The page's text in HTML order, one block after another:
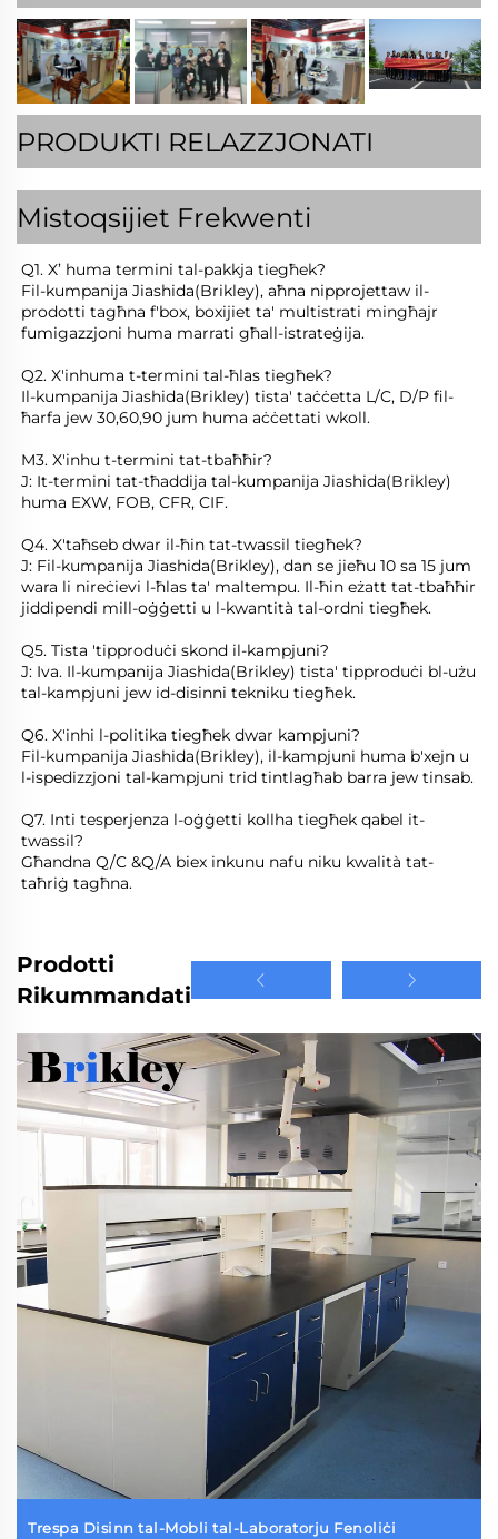
PRODUKTI RELAZZJONATI
Mistoqsijiet Frekwenti
Q1. X’ huma termini tal-pakkja tiegħek?
Fil-kumpanija Jiashida(Brikley), aħna nipprojettaw il-
prodotti tagħna f'box, boxijiet ta' multistrati mingħajr
fumigazzjoni huma marrati għall-istrateġija.
Q2. X'inhuma t-termini tal-ħlas tiegħek?
Il-kumpanija Jiashida(Brikley) tista' taċċetta L/C, D/P fil-
ħarfa jew 30,60,90 jum huma aċċettati wkoll.
M3. X'inhu t-termini tat-tbaħħir?
J: It-termini tat-tħaddija tal-kumpanija Jiashida(Brikley)
huma EXW, FOB, CFR, CIF.
Q4. X'taħseb dwar il-ħin tat-twassil tiegħek?
J: Fil-kumpanija Jiashida(Brikley), dan se jieħu 10 sa 15 jum
jiddipendi mill-oġġetti u l-kwantità tal-ordni tiegħek.
Q5. Tista 'tipproduċi skond il-kampjuni?
J: Iva. Il-kumpanija Jiashida(Brikley) tista' tipproduċi bl-użu
tal-kampjuni jew id-disinni tekniku tiegħek.
Q6. X'inhi l-politika tiegħek dwar kampjuni?
Fil-kumpanija Jiashida(Brikley), il-kampjuni huma b'xejn u
Q7. Inti tesperjenza l-oġġetti kollha tiegħek qabel it-
twassil?
Għandna Q/C &Q/A biex inkunu nafu niku kwalità tat-
taħriġ tagħna.
Prodotti
Rikummandati
Trespa Disinn tal-Mobli tal-Laboratorju Fenoliċi